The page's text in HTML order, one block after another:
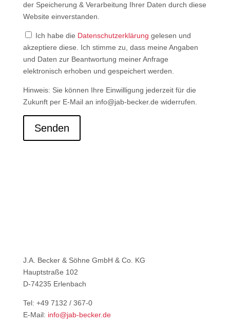
der Speicherung & Verarbeitung Ihrer Daten durch diese
Website einverstanden.
Ich habe die Datenschutzerklärung gelesen und
akzeptiere diese. Ich stimme zu, dass meine Angaben
und Daten zur Beantwortung meiner Anfrage
elektronisch erhoben und gespeichert werden.
Hinweis: Sie können Ihre Einwilligung jederzeit für die
Zukunft per E-Mail an info@jab-becker.de widerrufen.
Senden
J.A. Becker & Söhne GmbH & Co. KG
Hauptstraße 102
D-74235 Erlenbach
Tel: +49 7132 / 367-0
E-Mail: info@jab-becker.de